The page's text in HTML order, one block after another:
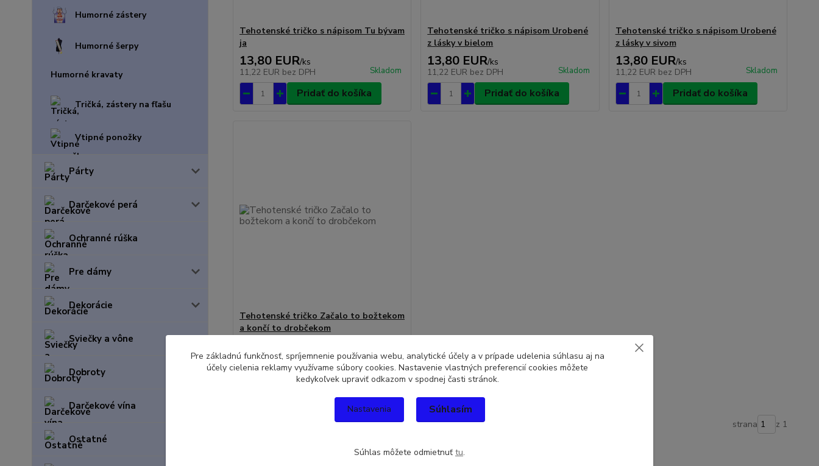
Humorné zástery
Humorné šerpy
Humorné kravaty
Tričká, zástery na fľašu
Vtipné ponožky
Párty
Darčekové perá
Ochranné rúška
Pre dámy
Dekorácie
Sviečky a vône
Dobroty
Darčekové vína
Ostatné
Tehotenské tričko s nápisom Tu bývam
ja
13,80 EUR/ks
11,22 EUR bez DPH Skladom
Pridať do košíka
Tehotenské tričko s nápisom Urobené
z lásky v bielom
13,80 EUR/ks
11,22 EUR bez DPH Skladom
Pridať do košíka
Tehotenské tričko s nápisom Urobené
z lásky v sivom
13,80 EUR/ks
11,22 EUR bez DPH Skladom
Pridať do košíka
Tehotenské tričko Začalo to božtekom
a končí to drobčekom
11,22 EURbez DPH Skladom
Pridať do košíka
strana z 1
Pre základnú funkčnosť, spríjemnenie používania webu, analytické účely a v prípade udelenia súhlasu aj na
účely cielenia reklamy využívame súbory cookies. Nastavenie vlastných preferencií cookies môžete
kedykoľvek upraviť odkazom v spodnej časti stránok.
Nastavenia Súhlasím
Súhlas môžete odmietnuť tu.